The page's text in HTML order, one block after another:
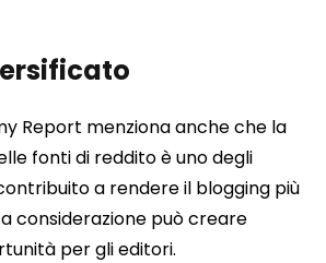
Report menziona anche che la
fonti di reddito è uno degli
a rendere il blogging più
considerazione può creare
per gli editori.